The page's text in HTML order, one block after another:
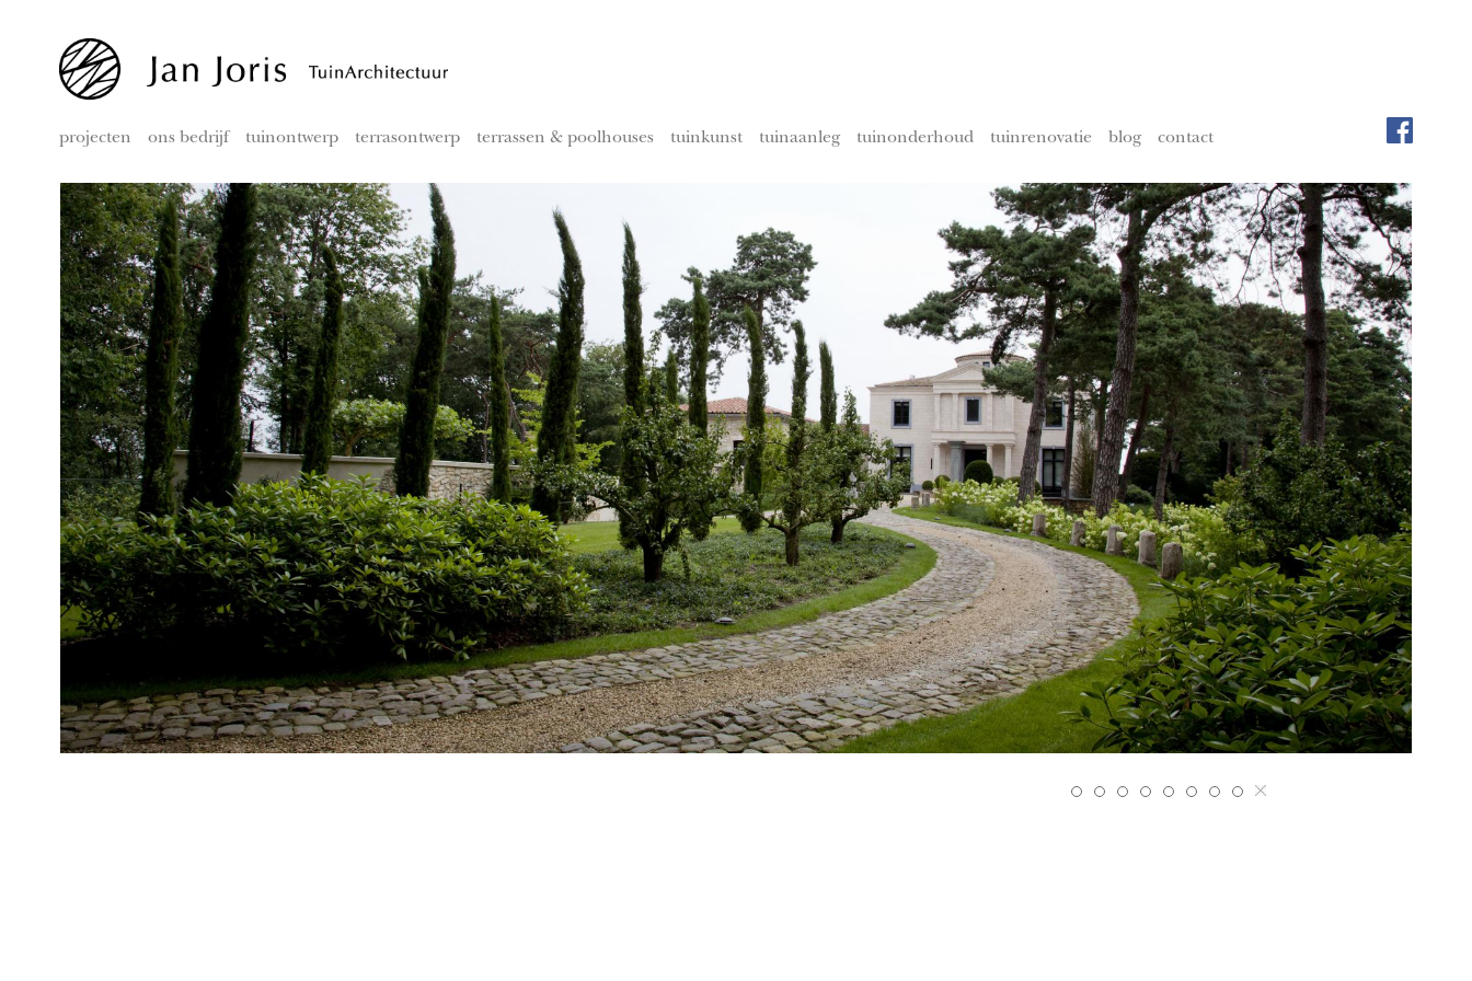
projecten ons bedrijf tuinontwerp terrasontwerp terrassen & poolhouses tuinkunst tuinaanleg tuinonderhoud tuinrenovatie blog contact